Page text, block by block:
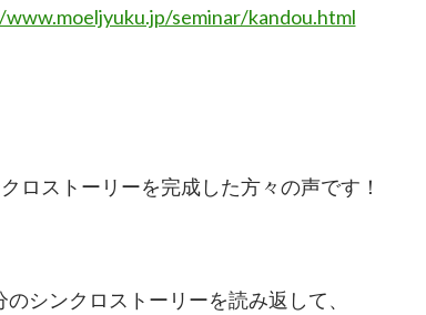
seminar/kandou.html
ロストーリーを完成した方々の声です！
シンクロストーリーを読み返して、